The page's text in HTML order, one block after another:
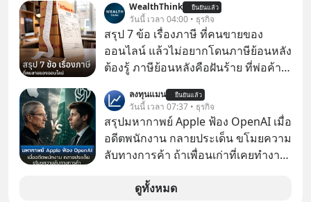
โปรโมชัน ลด 50% ค่าธรรมเนียมซื้อ |
ยอด 2 ล้านบาทขึ้นไป ฟรีค่าธรรมเนียม
ซื้อ
WealthThink ยืนยันแล้ว
วันนี้ เวลา 04:00 • ธุรกิจ
สรุป 7 ข้อ เรื่องภาษี ที่คนขายของ
ออนไลน์ แล้วไม่อยากโดนภาษีย้อนหลัง
ต้องรู้ ภาษีย้อนหลังคือฝันร้าย ที่พ่อค้า
ลงทุนแมน ยืนยันแล้ว
วันนี้ เวลา 07:37 • ธุรกิจ
สรุปมหากาพย์ Apple ฟ้อง OpenAI เมื่อ
อดีตพนักงาน กลายประเด็น ขโมยความ
ลับทางการค้า ถ้าเพื่อนเก่าที่เคยทำงาน
เก่าที่เขาเคยทำไว้ ตอนยังอยู่บริษัท
ดูทั้งหมด